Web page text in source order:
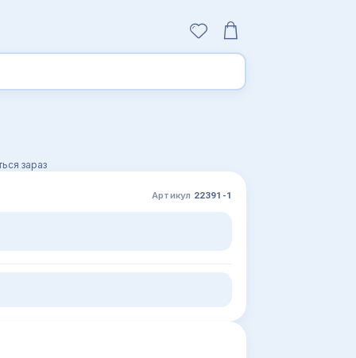
зараз
Артикул 22391-1